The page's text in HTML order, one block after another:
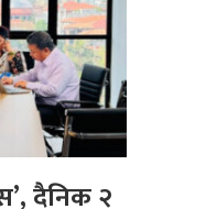
दैनिक २